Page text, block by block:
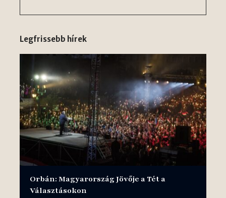
Legfrissebb hírek
Orbán: Magyarország Jövője a Tét a
Választásokon